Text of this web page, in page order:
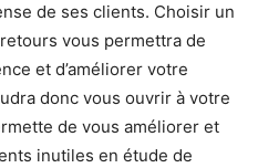
de ses clients. Choisir un
vous permettra de
et d’améliorer votre
donc vous ouvrir à votre
de vous améliorer et
inutiles en étude de